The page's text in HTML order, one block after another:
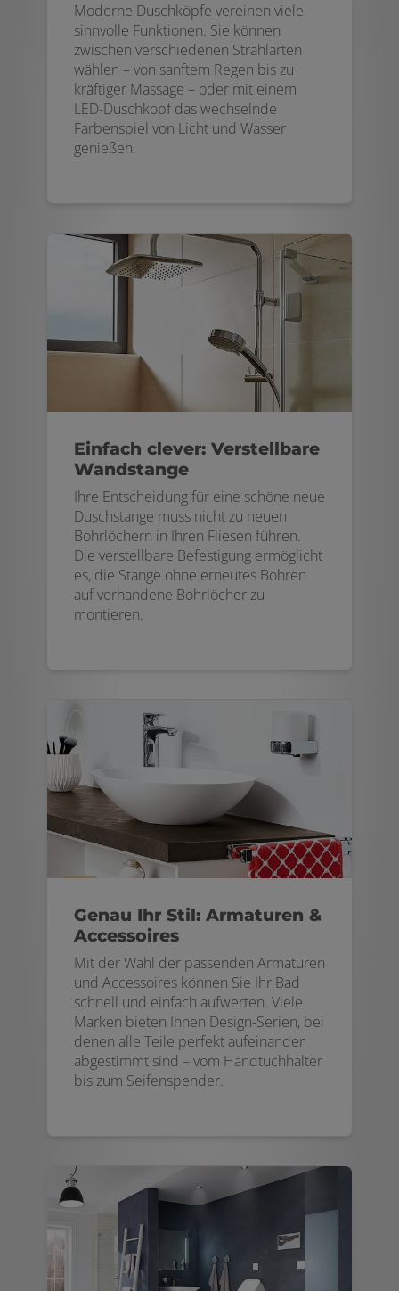
Moderne Duschköpfe vereinen viele
sinnvolle Funktionen. Sie können
zwischen verschiedenen Strahlarten
wählen – von sanftem Regen bis zu
kräftiger Massage – oder mit einem
LED-Duschkopf das wechselnde
Farbenspiel von Licht und Wasser
genießen.
Einfach clever: Verstellbare
Wandstange
Ihre Entscheidung für eine schöne neue
Duschstange muss nicht zu neuen
Bohrlöchern in Ihren Fliesen führen.
Die verstellbare Befestigung ermöglicht
es, die Stange ohne erneutes Bohren
auf vorhandene Bohrlöcher zu
montieren.
Genau Ihr Stil: Armaturen &
Accessoires
Mit der Wahl der passenden Armaturen
und Accessoires können Sie Ihr Bad
schnell und einfach aufwerten. Viele
Marken bieten Ihnen Design-Serien, bei
denen alle Teile perfekt aufeinander
abgestimmt sind – vom Handtuchhalter
bis zum Seifenspender.